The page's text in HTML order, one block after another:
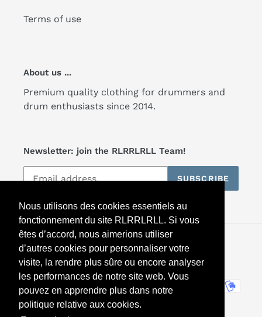
Nous utilisons des cookies essentiels au
fonctionnement du site RLRRLRLL. Si vous
êtes d’accord, nous aimerions utiliser
d’autres cookies pour personnaliser votre
visite, la rendre plus sûre ou encore analyser
les performances de notre site web. Vous
pouvez en apprendre plus dans notre
politique relative aux cookies.
Terms of use
About us ...
Premium quality clothing for drummers and
drum enthusiasts since 2014.
Newsletter: join the RLRRLRLL Team!
SUBSCRIBE
FacebookTwitterInstagram
Payment
methods